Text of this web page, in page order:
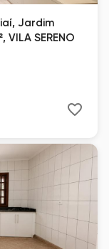
Jardim
SERENO